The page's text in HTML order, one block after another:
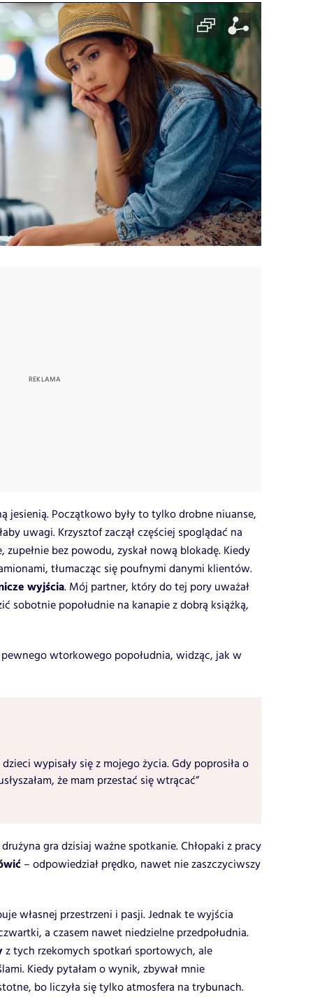
jesienią. Początkowo były to tylko drobne niuanse,
uwagi. Krzysztof zaczął częściej spoglądać na
bez powodu, zyskał nową blokadę. Kiedy
tłumacząc się poufnymi danymi klientów.
wyjścia. Mój partner, który do tej pory uważał
sobotnie popołudnie na kanapie z dobrą książką,
pewnego wtorkowego popołudnia, widząc, jak w
wypisały się z mojego życia. Gdy poprosiła o
że mam przestać się wtrącać”
gra dzisiaj ważne spotkanie. Chłopaki z pracy
– odpowiedział prędko, nawet nie zaszczyciwszy
własnej przestrzeni i pasji. Jednak te wyjścia
a czasem nawet niedzielne przedpołudnia.
z tych rzekomych spotkań sportowych, ale
Kiedy pytałam o wynik, zbywał mnie
bo liczyła się tylko atmosfera na trybunach.